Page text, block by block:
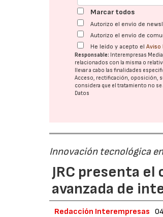
Marcar todos
Autorizo el envío de
Autorizo el envío de
He leído y acepto elAviso
Responsable: Interempresas
relacionados con la misma o
llevar a cabo las finalidades
Acceso, rectificación, oposición,
considera que el tratamiento no
Datos
Innovación tecnológica
JRC presenta
avanzada de
Redacción Interempresas